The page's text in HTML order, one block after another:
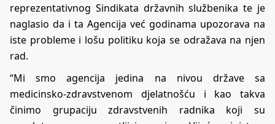
reprezentativnog Sindikata državnih službenika te je
naglasio da i ta Agencija već godinama upozorava na
iste probleme i lošu politiku koja se odražava na njen
rad.
“Mi smo agencija jedina na nivou države sa
medicinsko-zdravstvenom djelatnošću i kao takva
činimo grupaciju zdravstvenih radnika koji su